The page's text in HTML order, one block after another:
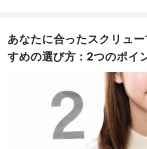
あなたに合ったスクリュ
すめの選び方：2つのポイ